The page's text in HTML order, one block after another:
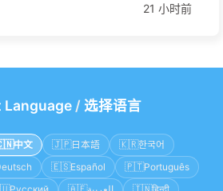
21 小时前
Language/ 选择语言
中文 🇯🇵日本語 🇰🇷한국어
🇪🇸Español 🇵🇹Português